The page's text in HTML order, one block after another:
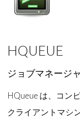
HQUEUE
ジョブマネージ
HQueue は、コン
クライアントマシ